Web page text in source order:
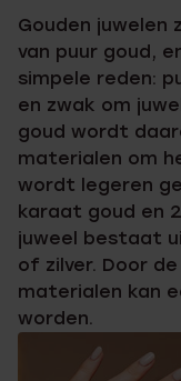
Gouden juwelen
van puur goud,
simpele reden:
en zwak om
goud wordt
materialen om
wordt legeren
karaat goud en
juweel bestaat
of zilver. Door
materialen kan
worden.